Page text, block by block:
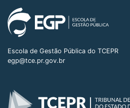
Escola de Gestão Pública do TCEPR
egp@tce.pr.gov.br